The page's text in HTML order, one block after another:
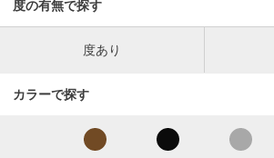
度の有無で探す
度あり
カラーで探す